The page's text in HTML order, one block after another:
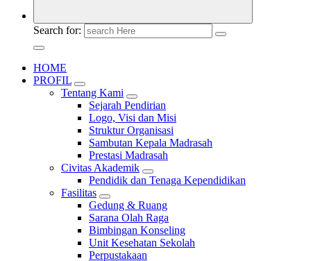
Search for:
HOME
PROFIL
Tentang Kami
Sejarah Pendirian
Logo, Visi dan Misi
Struktur Organisasi
Sambutan Kepala Madrasah
Prestasi Madrasah
Civitas Akademik
Pendidik dan Tenaga Kependidikan
Fasilitas
Gedung & Ruang
Sarana Olah Raga
Bimbingan Konseling
Unit Kesehatan Sekolah
Perpustakaan